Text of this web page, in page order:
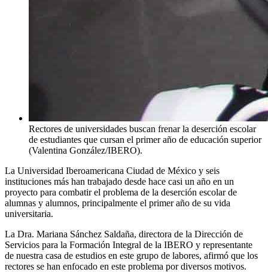
Rectores de universidades buscan frenar la deserción escolar
de estudiantes que cursan el primer año de educación superior
(Valentina González/IBERO).
La Universidad Iberoamericana Ciudad de México y seis
instituciones más han trabajado desde hace casi un año en un
proyecto para combatir el problema de la deserción escolar de
alumnas y alumnos, principalmente el primer año de su vida
universitaria.
La Dra. Mariana Sánchez Saldaña, directora de la Dirección de
Servicios para la Formación Integral de la IBERO y representante
de nuestra casa de estudios en este grupo de labores, afirmó que los
rectores se han enfocado en este problema por diversos motivos.